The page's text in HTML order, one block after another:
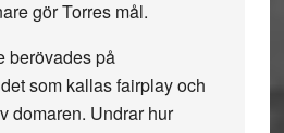
gör Torres mål.
berövades på
som kallas fairplay och
domaren. Undrar hur